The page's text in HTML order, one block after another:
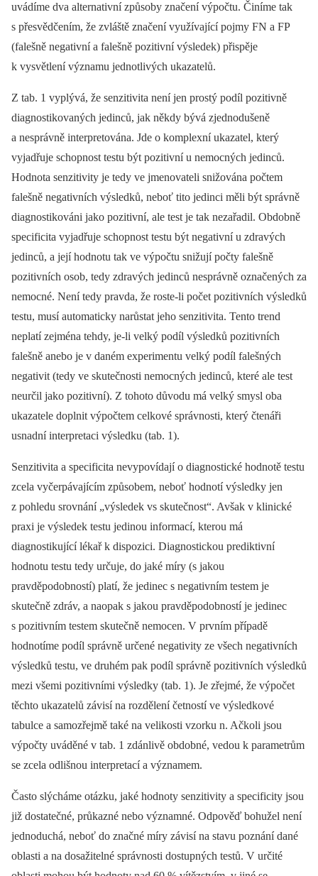
uvádíme dva alternativní způsoby značení výpočtu. Činíme tak
s přesvědčením, že zvláště značení využívající pojmy FN a FP
(falešně negativní a falešně pozitivní výsledek) přispěje
k vysvětlení významu jednotlivých ukazatelů.
Z tab. 1 vyplývá, že senzitivita není jen prostý podíl pozitivně
diagnostikovaných jedinců, jak někdy bývá zjednodušeně
a nesprávně interpretována. Jde o komplexní ukazatel, který
vyjadřuje schopnost testu být pozitivní u nemocných jedinců.
Hodnota senzitivity je tedy ve jmenovateli snižována počtem
falešně negativních výsledků, neboť tito jedinci měli být správně
diagnostikováni jako pozitivní, ale test je tak nezařadil. Obdobně
specificita vyjadřuje schopnost testu být negativní u zdravých
jedinců, a její hodnotu tak ve výpočtu snižují počty falešně
pozitivních osob, tedy zdravých jedinců nesprávně označených za
nemocné. Není tedy pravda, že roste-li počet pozitivních výsledků
testu, musí automaticky narůstat jeho senzitivita. Tento trend
neplatí zejména tehdy, je-li velký podíl výsledků pozitivních
falešně anebo je v daném experimentu velký podíl falešných
negativit (tedy ve skutečnosti nemocných jedinců, které ale test
neurčil jako pozitivní). Z tohoto důvodu má velký smysl oba
ukazatele doplnit výpočtem celkové správnosti, který čtenáři
usnadní interpretaci výsledku (tab. 1).
Senzitivita a specificita nevypovídají o diagnostické hodnotě testu
zcela vyčerpávajícím způsobem, neboť hodnotí výsledky jen
z pohledu srovnání „výsledek vs skutečnost“. Avšak v klinické
praxi je výsledek testu jedinou informací, kterou má
diagnostikující lékař k dispozici. Diagnostickou prediktivní
hodnotu testu tedy určuje, do jaké míry (s jakou
pravděpodobností) platí, že jedinec s negativním testem je
skutečně zdráv, a naopak s jakou pravděpodobností je jedinec
s pozitivním testem skutečně nemocen. V prvním případě
hodnotíme podíl správně určené negativity ze všech negativních
výsledků testu, ve druhém pak podíl správně pozitivních výsledků
mezi všemi pozitivními výsledky (tab. 1). Je zřejmé, že výpočet
těchto ukazatelů závisí na rozdělení četností ve výsledkové
tabulce a samozřejmě také na velikosti vzorku n. Ačkoli jsou
výpočty uváděné v tab. 1 zdánlivě obdobné, vedou k parametrům
se zcela odlišnou interpretací a významem.
Často slýcháme otázku, jaké hodnoty senzitivity a specificity jsou
již dostatečné, průkazné nebo významné. Odpověď bohužel není
jednoduchá, neboť do značné míry závisí na stavu poznání dané
oblasti a na dosažitelné správnosti dostupných testů. V určité